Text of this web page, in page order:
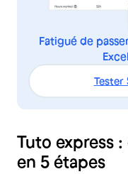
Fatigué de
Tester
Tuto express
en 5 étapes